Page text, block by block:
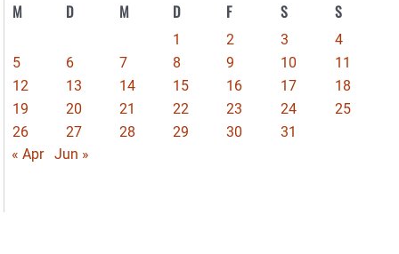
M D M D F S S
1 2 3
4
5
6 7 8 9 10
11
12
13 14 15 16 17
18
19
20 21 22 23 24
25
26
27 28 29 30
31
« Apr
Jun »